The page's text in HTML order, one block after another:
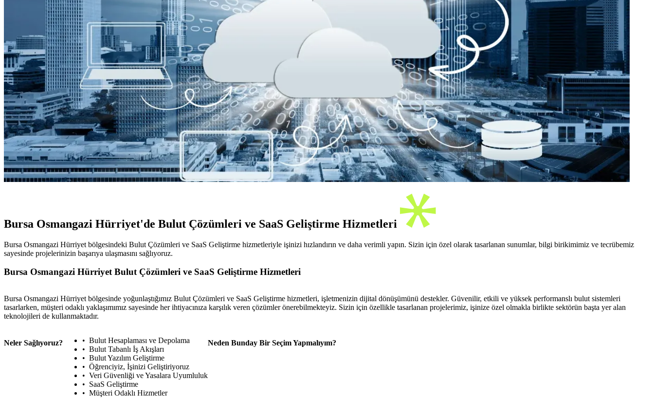
Bursa Osmangazi Hürriyet'de Bulut Çözümleri ve SaaS Geliştirme Hizmetleri
Bursa Osmangazi Hürriyet bölgesindeki Bulut Çözümleri ve SaaS Geliştirme hizmetleriyle işinizi hızlandırın ve daha verimli yapın. Sizin için özel olarak tasarlanan sunumlar, bilgi birikimimiz ve tecrübemiz
sayesinde projelerinizin başarıya ulaşmasını sağlıyoruz.
Bursa Osmangazi Hürriyet Bulut Çözümleri ve SaaS Geliştirme Hizmetleri
Bursa Osmangazi Hürriyet bölgesinde yoğunlaştığımız Bulut Çözümleri ve SaaS Geliştirme hizmetleri, işletmenizin dijital dönüşümünü destekler. Güvenilir, etkili ve yüksek performanslı bulut sistemleri
tasarlarken, müşteri odaklı yaklaşımımız sayesinde her ihtiyacınıza karşılık veren çözümler önerebilmekteyiz. Sizin için özellikle tasarlanan projelerimiz, işinize özel olmakla birlikte sektörün başta yer alan
teknolojileri de kullanmaktadır.
Neler Sağlıyoruz?
Bulut Hesaplaması ve Depolama
Bulut Tabanlı İş Akışları
Bulut Yazılım Geliştirme
Öğrenciyiz, İşinizi Geliştiriyoruz
Veri Güvenliği ve Yasalara Uyumluluk
SaaS Geliştirme
Müşteri Odaklı Hizmetler
Neden Bunday Bir Seçim Yapmalıyım?